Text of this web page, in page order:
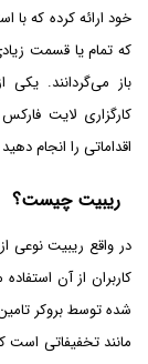
خود ارائه کرده که با
که تمام یا قسمت
باز می‌گردانند. یکی
کارگزاری لایت
اقداماتی را انجام
ریبیت چیست؟
در واقع ریبیت نوعی
کاربران از آن
شده توسط بروکر
مانند تخفیفاتی